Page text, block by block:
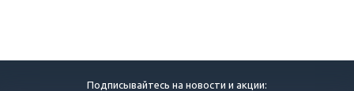
Подписывайтесь на новости и акции: